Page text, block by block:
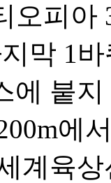
오피
막 1
에 붙
에
계육